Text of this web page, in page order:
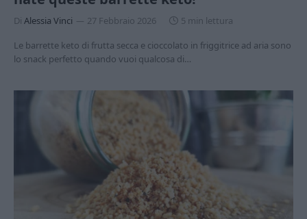
Di Alessia Vinci 27 Febbraio 2026
5 min lettura
Le barrette keto di frutta secca e cioccolato in friggitrice ad aria sono
lo snack perfetto quando vuoi qualcosa di…